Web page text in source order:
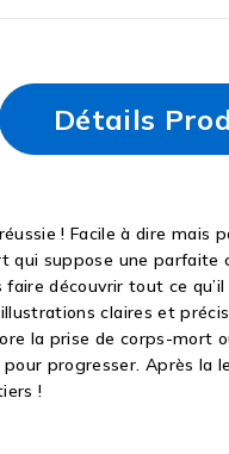
Détails
! Facile à dire
suppose une
découvrir tout ce
claires et
la prise de corps-
progresser. Après la
!